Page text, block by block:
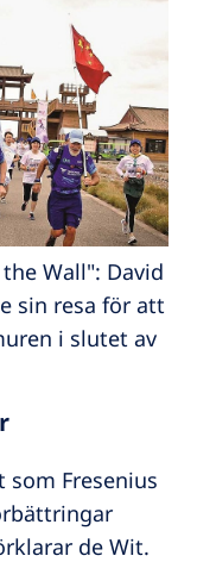
Wall": David
sin resa för att
i slutet av
Fresenius
de Wit.